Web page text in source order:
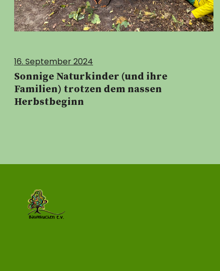
16. September 2024
Sonnige Naturkinder (und ihre
Familien) trotzen dem nassen
Herbstbeginn